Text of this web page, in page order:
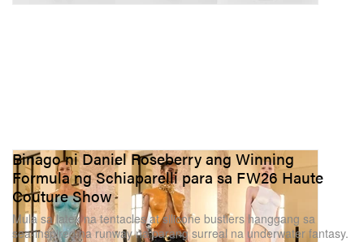
Binago ni Daniel Roseberry ang Winning
Formula ng Schiaparelli para sa FW26 Haute
Couture Show
Mula sa latex na tentacles at silicone bustiers hanggang sa
sea‑inspired na runway na parang surreal na underwater fantasy.